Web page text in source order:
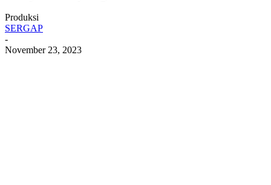
Produksi
SERGAP
-
November 23, 2023